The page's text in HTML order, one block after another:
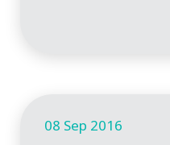
08 Sep 2016